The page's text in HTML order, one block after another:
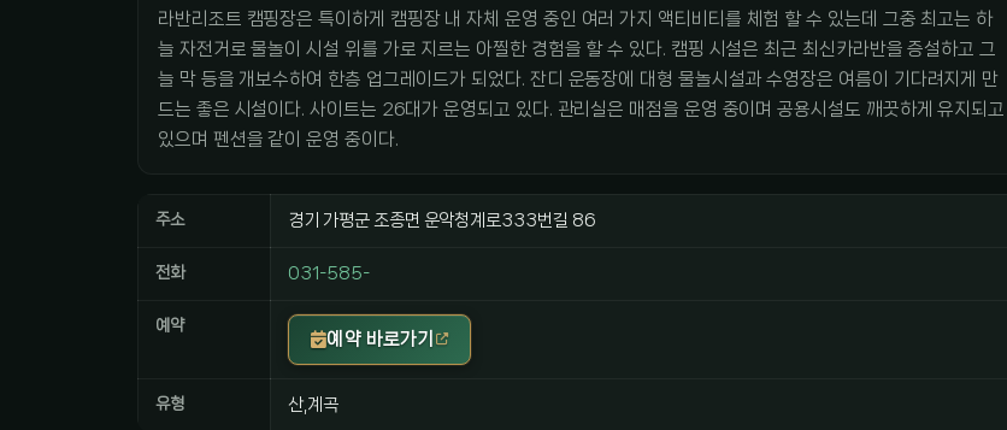
라반리조트 캠핑장은 특이하게 캠핑장 내 자체 운영 중인 여러 가지 액티비티를 체험 할 수 있는데 그중 최고는 하
늘 자전거로 물놀이 시설 위를 가로 지르는 아찔한 경험을 할 수 있다. 캠핑 시설은 최근 최신카라반을 증설하고 그
늘 막 등을 개보수하여 한층 업그레이드가 되었다. 잔디 운동장에 대형 물놀시설과 수영장은 여름이 기다려지게 만
드는 좋은 시설이다. 사이트는 26대가 운영되고 있다. 관리실은 매점을 운영 중이며 공용시설도 깨끗하게 유지되고
있으며 펜션을 같이 운영 중이다.
주소 경기 가평군 조종면 운악청계로333번길 86
전화 031-585-
예약
예약 바로가기
유형 산,계곡